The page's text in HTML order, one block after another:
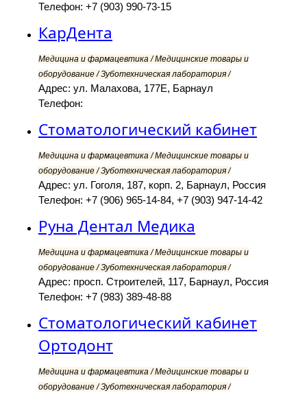
Телефон: +7 (903) 990-73-15
КарДента
Медицина и фармацевтика / Медицинские товары и
оборудование / Зуботехническая лаборатория /
Адрес: ул. Малахова, 177Е, Барнаул
Телефон:
Стоматологический кабинет
Медицина и фармацевтика / Медицинские товары и
оборудование / Зуботехническая лаборатория /
Адрес: ул. Гоголя, 187, корп. 2, Барнаул, Россия
Телефон: +7 (906) 965-14-84, +7 (903) 947-14-42
Руна Дентал Медика
Медицина и фармацевтика / Медицинские товары и
оборудование / Зуботехническая лаборатория /
Адрес: просп. Строителей, 117, Барнаул, Россия
Телефон: +7 (983) 389-48-88
Стоматологический кабинет
Ортодонт
Медицина и фармацевтика / Медицинские товары и
оборудование / Зуботехническая лаборатория /